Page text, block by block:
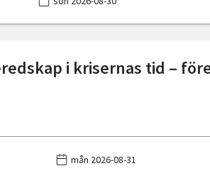
i krisernas tid –
mån 2026-08-31